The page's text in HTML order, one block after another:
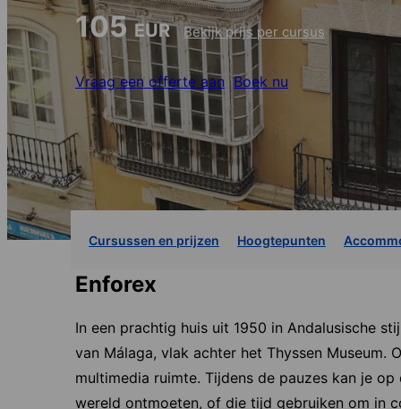
105EUR Bekijk prijs per cursus
Vraag een offerte aan Boek nu
Cursussen en prijzen Hoogtepunten
Enforex
In een prachtig huis uit 1950 in Andalusische
van Málaga, vlak achter het Thyssen
multimedia ruimte. Tijdens de pauzes kan je
wereld ontmoeten, of die tijd gebruiken om in